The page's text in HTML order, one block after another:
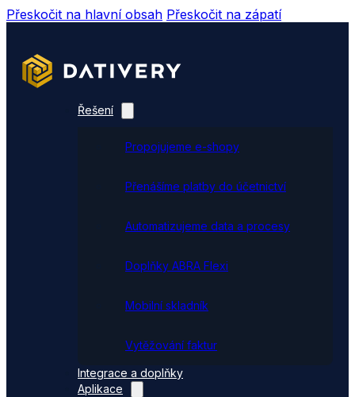
Přeskočit na hlavní obsah Přeskočit na zápatí
Řešení
Propojujeme e-shopy
Přenášíme platby do účetnictví
Automatizujeme data a procesy
Doplňky ABRA Flexi
Mobilní skladník
Vytěžování faktur
Integrace a doplňky
Aplikace